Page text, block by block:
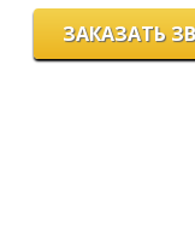
ЗАКАЗАТЬ